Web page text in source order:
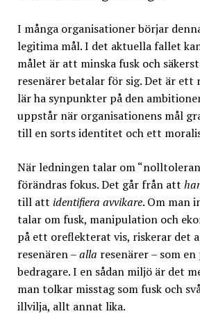
I många organisationer börjar
legitima mål. I det aktuella fallet
målet är att minska fusk och
resenärer betalar för sig. Det är ett
lär ha synpunkter på den
uppstår när organisationens mål
till en sorts identitet och ett
När ledningen talar om
förändras fokus. Det går från att
till att identifiera avvikare. Om man
talar om fusk, manipulation och
på ett oreflekterat vis, riskerar det
resenären –alla resenärer – som
bedragare. I en sådan miljö är det
man tolkar misstag som fusk och
illvilja, allt annat lika.